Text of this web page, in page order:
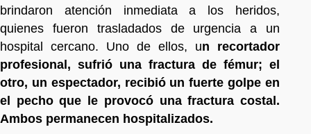
brindaron atención inmediata a los heridos,
quienes fueron trasladados de urgencia a un
hospital cercano. Uno de ellos, un recortador
profesional, sufrió una fractura de fémur; el
otro, un espectador, recibió un fuerte golpe en
el pecho que le provocó una fractura costal.
Ambos permanecen hospitalizados.